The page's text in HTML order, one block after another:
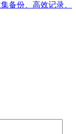
备份、高效记录、